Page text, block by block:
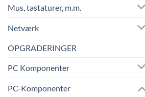
Mus, tastaturer, m.m.
Netværk
OPGRADERINGER
PC Komponenter
PC-Komponenter